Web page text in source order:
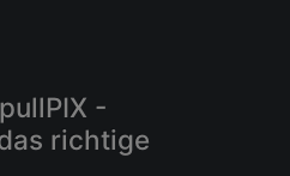
-
richtige